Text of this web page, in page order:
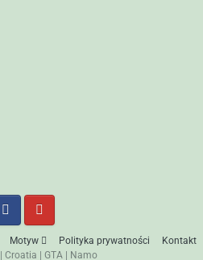
Motyw Polityka prywatności
Kontakt
Croatia GTA| Namo